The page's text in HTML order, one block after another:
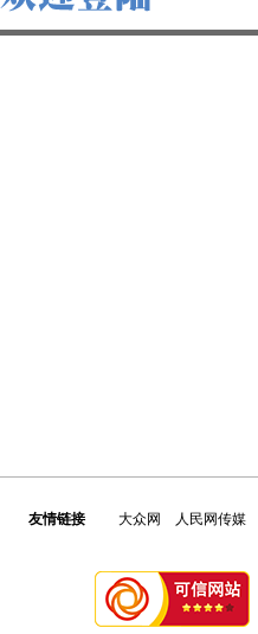
友情链接 大众网 人民网传媒